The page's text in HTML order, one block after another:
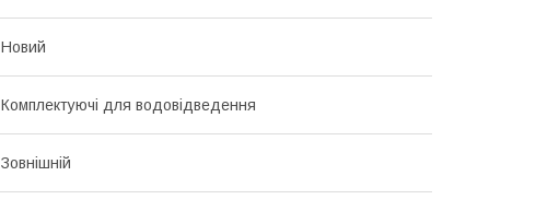
Новий
Комплектуючі для водовідведення
Зовнішній